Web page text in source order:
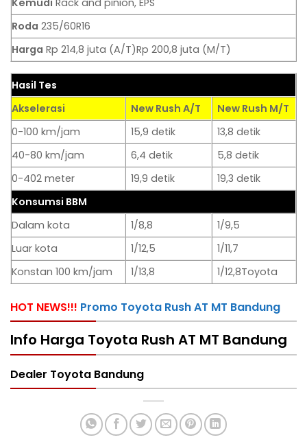
Kemudi Rack and pinion, EPS
Roda 235/60R16
Harga Rp 214,8 juta (A/T)Rp 200,8 juta (M/T)
Hasil Tes
Akselerasi
New Rush A/T
New Rush M/T
0-100 km/jam
15,9 detik
13,8 detik
40-80 km/jam
6,4 detik
5,8 detik
0-402 meter
19,9 detik
19,3 detik
Konsumsi BBM
Dalam kota
1/8,8
1/9,5
Luar kota
1/12,5
1/11,7
Konstan 100 km/jam
1/13,8 1/12,8Toyota
HOT NEWS!!! Promo Toyota Rush AT MT Bandung
Info Harga Toyota Rush AT MT Bandung
Dealer Toyota Bandung